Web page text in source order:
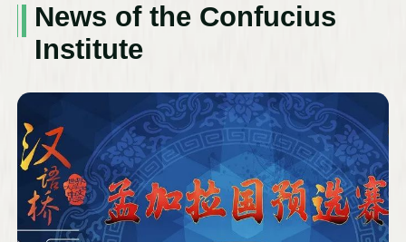
News of the Confucius
Institute